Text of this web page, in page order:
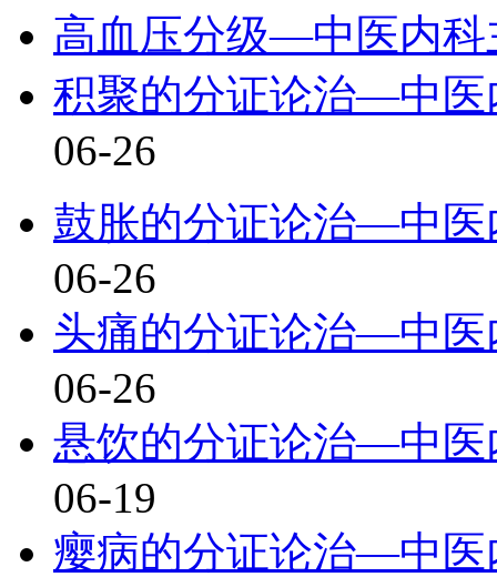
高血压分级—中医内科
积聚的分证论治—中医
06-26
鼓胀的分证论治—中医
06-26
头痛的分证论治—中医
06-26
悬饮的分证论治—中医
06-19
瘿病的分证论治—中医